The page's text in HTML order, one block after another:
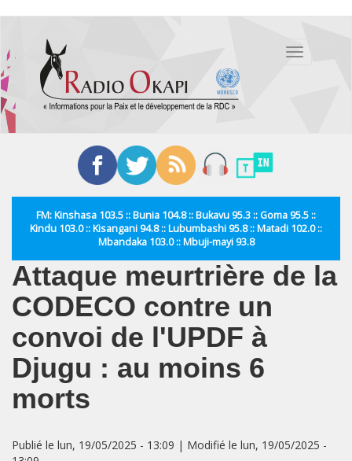
contenu
principal
Toggle
FM: Kinshasa 103.5 :: Bunia 104.8 :: Bukavu 95.3 :: Goma 95.5 ::
Kindu 103.0 :: Kisangani 94.8 :: Lubumbashi 95.8 :: Matadi 102.0 ::
Mbandaka 103.0 :: Mbuji-mayi 93.8
Attaque meurtrière de la
CODECO contre un
convoi de l'UPDF à
Djugu : au moins 6
morts
Publié le lun, 19/05/2025 - 13:09 | Modifié le lun, 19/05/2025 -